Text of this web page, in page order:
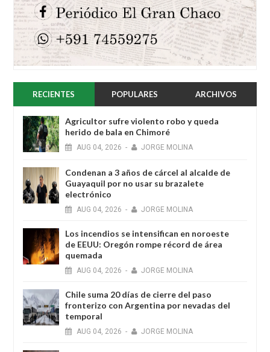
RECIENTES POPULARES ARCHIVOS
Agricultor sufre violento robo y queda
herido de bala en Chimoré
AUG 04, 2026 - JORGE MOLINA
Condenan a 3 años de cárcel al alcalde de
Guayaquil por no usar su brazalete
electrónico
AUG 04, 2026 - JORGE MOLINA
Los incendios se intensifican en noroeste
de EEUU: Oregón rompe récord de área
quemada
AUG 04, 2026 - JORGE MOLINA
Chile suma 20 días de cierre del paso
fronterizo con Argentina por nevadas del
temporal
AUG 04, 2026 - JORGE MOLINA